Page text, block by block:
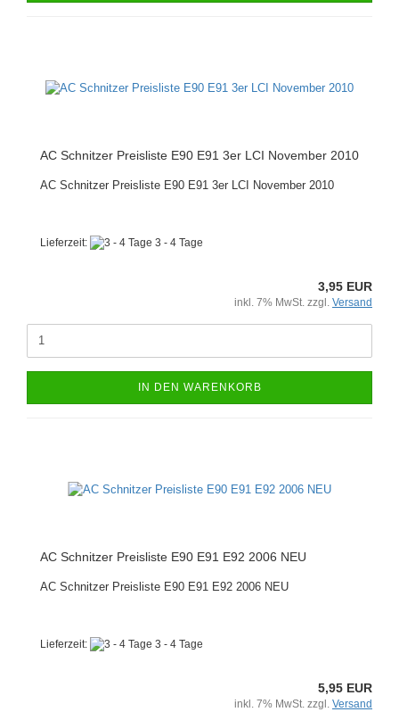
AC Schnitzer Preisliste E90 E91 3er LCI November 2010
AC Schnitzer Preisliste E90 E91 3er LCI November 2010
Lieferzeit: 3 - 4 Tage
3,95 EUR
inkl. 7% MwSt. zzgl. Versand
IN DEN WARENKORB
AC Schnitzer Preisliste E90 E91 E92 2006 NEU
AC Schnitzer Preisliste E90 E91 E92 2006 NEU
Lieferzeit: 3 - 4 Tage
5,95 EUR
inkl. 7% MwSt. zzgl. Versand